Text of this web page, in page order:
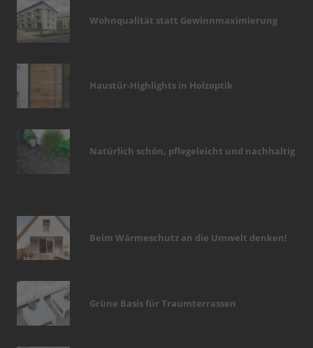
Wohnqualität statt Gewinnmaximierung
Haustür-Highlights in Holzoptik
Natürlich schön, pflegeleicht und nachhaltig
Beim Wärmeschutz an die Umwelt denken!
Grüne Basis für Traumterrassen